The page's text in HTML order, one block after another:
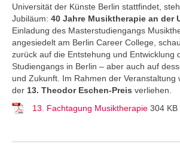
Universität der Künste Berlin stattfindet,
Jubiläum: 40 Jahre Musiktherapie an der
Einladung des Masterstudiengangs
angesiedelt am Berlin Career College,
zurück auf die Entstehung und Entwicklung
Studiengangs in Berlin – aber auch auf
und Zukunft. Im Rahmen der Veranstaltung
der 13. Theodor Eschen-Preis verliehen.
13. Fachtagung Musiktherapie 304 KB